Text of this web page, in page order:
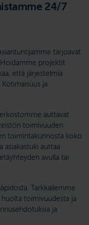
24/7
tarjoavat
projektit
että järjestelmiä
ja
auttavat
toimivuuden
toimintakunnosta koko
asiakastuki auttaa
avulla tai
Tarkkailemme
huolta toimivuudesta ja
ja